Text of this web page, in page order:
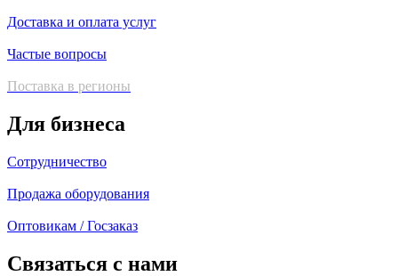
Доставка и оплата услуг
Частые вопросы
Поставка в регионы
Для бизнеса
Сотрудничество
Продажа оборудования
Оптовикам / Госзаказ
Связаться с нами